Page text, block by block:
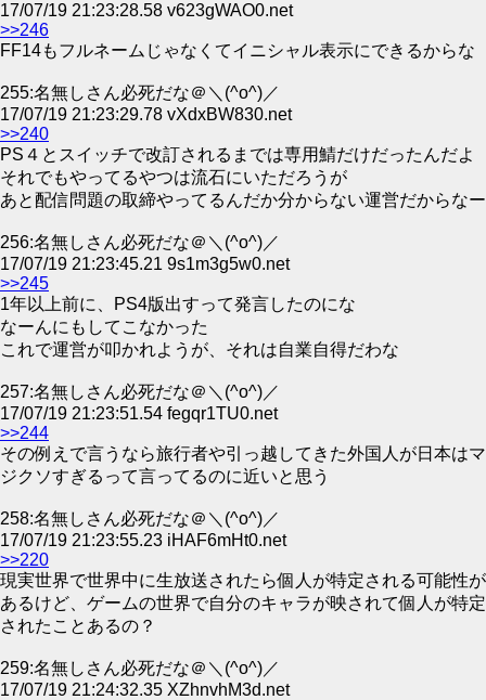
17/07/19 21:23:28.58 v623gWAO0.net
>>246
FF14もフルネームじゃなくてイニシャル表示にできるからな
255:名無しさん必死だな＠＼(^o^)／
17/07/19 21:23:29.78 vXdxBW830.net
>>240
PS４とスイッチで改訂されるまでは専用鯖だけだったんだよ
それでもやってるやつは流石にいただろうが
あと配信問題の取締やってるんだか分からない運営だからなー
256:名無しさん必死だな＠＼(^o^)／
17/07/19 21:23:45.21 9s1m3g5w0.net
>>245
1年以上前に、PS4版出すって発言したのにな
なーんにもしてこなかった
これで運営が叩かれようが、それは自業自得だわな
257:名無しさん必死だな＠＼(^o^)／
17/07/19 21:23:51.54 fegqr1TU0.net
>>244
その例えで言うなら旅行者や引っ越してきた外国人が日本はマ
ジクソすぎるって言ってるのに近いと思う
258:名無しさん必死だな＠＼(^o^)／
17/07/19 21:23:55.23 iHAF6mHt0.net
>>220
現実世界で世界中に生放送されたら個人が特定される可能性が
あるけど、ゲームの世界で自分のキャラが映されて個人が特定
されたことあるの？
259:名無しさん必死だな＠＼(^o^)／
17/07/19 21:24:32.35 XZhnvhM3d.net